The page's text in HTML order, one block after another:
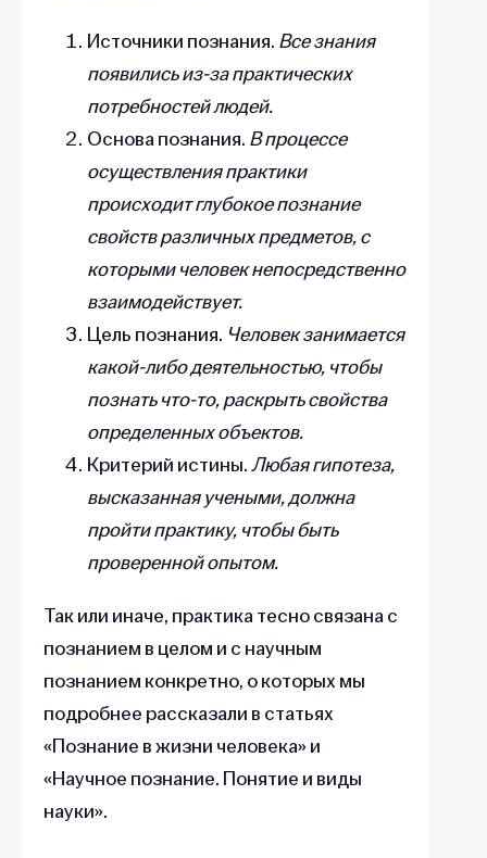
Источники познания. Все знания
появились из-за практических
потребностей людей.
Основа познания. В процессе
осуществления практики
происходит глубокое познание
свойств различных предметов, с
которыми человек непосредственно
взаимодействует.
Цель познания. Человек занимается
какой-либо деятельностью, чтобы
познать что-то, раскрыть свойства
определенных объектов.
Критерий истины.Любая гипотеза,
высказанная учеными, должна
пройти практику, чтобы быть
проверенной опытом.
Так или иначе, практика тесно связана с
познанием в целом и с научным
познанием конкретно, о которых мы
подробнее рассказали в статьях
«Познание в жизни человека» и
«Научное познание. Понятие и виды
науки».